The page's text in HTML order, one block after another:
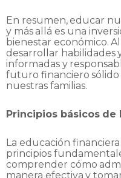
En resumen, educar
y más allá es una
bienestar económico. Al
desarrollar habilidades
informadas y
futuro financiero sólido
nuestras familias.
Principios básicos de
La educación
principios
comprender cómo
manera efectiva y